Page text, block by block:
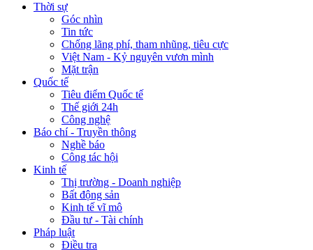
Thời sự
Góc nhìn
Tin tức
Chống lãng phí, tham nhũng, tiêu cực
Việt Nam - Kỷ nguyên vươn mình
Mặt trận
Quốc tế
Tiêu điểm Quốc tế
Thế giới 24h
Công nghệ
Báo chí - Truyền thông
Nghề báo
Công tác hội
Kinh tế
Thị trường - Doanh nghiệp
Bất động sản
Kinh tế vĩ mô
Đầu tư - Tài chính
Pháp luật
Điều tra